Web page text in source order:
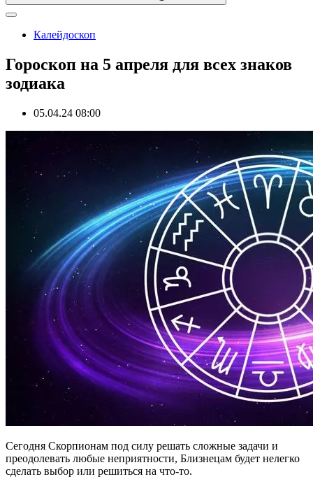
Калейдоскоп
Гороскоп на 5 апреля для всех знаков
зодиака
05.04.24 08:00
Сегодня Скорпионам под силу решать сложные задачи и
преодолевать любые неприятности, Близнецам будет нелегко
сделать выбор или решиться на что-то.